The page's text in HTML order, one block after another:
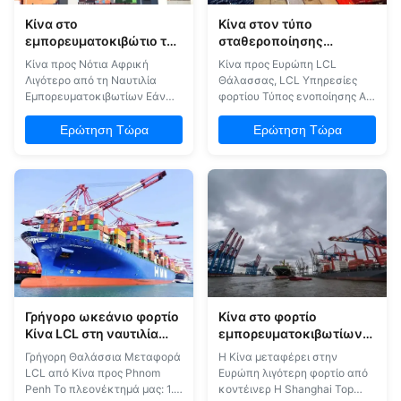
Κίνα στο
εμπορευματοκιβώτιο της
Νότιας Αφρικής λιγότερο
από που στέλνει τη
ΑΛΥΣΊΔΑ ΡΟΛΟΓΙΟΎ
Κίνα προς Νότια Αφρική
Λιγότερο από τη Ναυτιλία
Εμπορευματοκιβωτίων Εάν
θέλετε να λάβετε την
προσφορά αποστολής,
παρακαλούμε ενημερώστε
πληροφορίες αποστολής: 1.
Ονόματα εμπορευμάτων με
κωδικό Ε.Σ. 2. Όρος εμπορίου
με τον προμηθευτή είναι fob ή
exwork 3. Αξία εμπορευμάτων
4. Πόλ...
Ερώτηση Τώρα
Κίνα στον τύπο
σταθεροποίησης
υπηρεσιών φορτίου
ωκεάνιου φορτίου LCL
της Ευρώπης LCL
Κίνα προς Ευρώπη LCL
Θάλασσας, LCL Υπηρεσίες
φορτίου Τύπος ενοποίησης Αν
θέλετε να πάρετε την
προσφορά αποστολής,
παρακαλούμε να μας πείτε τα
αποστολής: 1Ονομασίες
εμπορευμάτων με κωδικό H.S.
2Ο εμπορικός όρος με τον
προμηθευτή είναι fob ή exwork
3. Αξία των αγαθών 4. Πόλη
φόρτωσης...
Ερώτηση Τώρα
Γρήγορο ωκεάνιο φορτίο
Κίνα LCL στη ναυτιλία
θάλασσας της Πνομ
Πενχ LCL
Γρήγορη Θαλάσσια Μεταφορά
LCL από Κίνα προς Phnom
Penh Το πλεονέκτημά μας: 1.
Κίνα στο φορτίο
εμπορευματοκιβωτίων
της Ευρώπης λιγότερο
από που στέλνει EXW/τη
ΑΛΥΣΊΔΑ ΡΟΛΟΓΙΟΎ/FCA
Η Κίνα μεταφέρει στην
Ευρώπη λιγότερη φορτίο από
κοντέινερ Η Shanghai Top